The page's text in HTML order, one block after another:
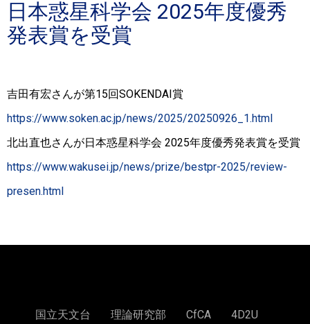
日本惑星科学会 2025年度優秀
発表賞を受賞
吉田有宏さんが第15回SOKENDAI賞
https://www.soken.ac.jp/news/2025/20250926_1.html
北出直也さんが日本惑星科学会 2025年度優秀発表賞を受賞
https://www.wakusei.jp/news/prize/bestpr-2025/review-
presen.html
国立天文台 理論研究部 CfCA
4D2U